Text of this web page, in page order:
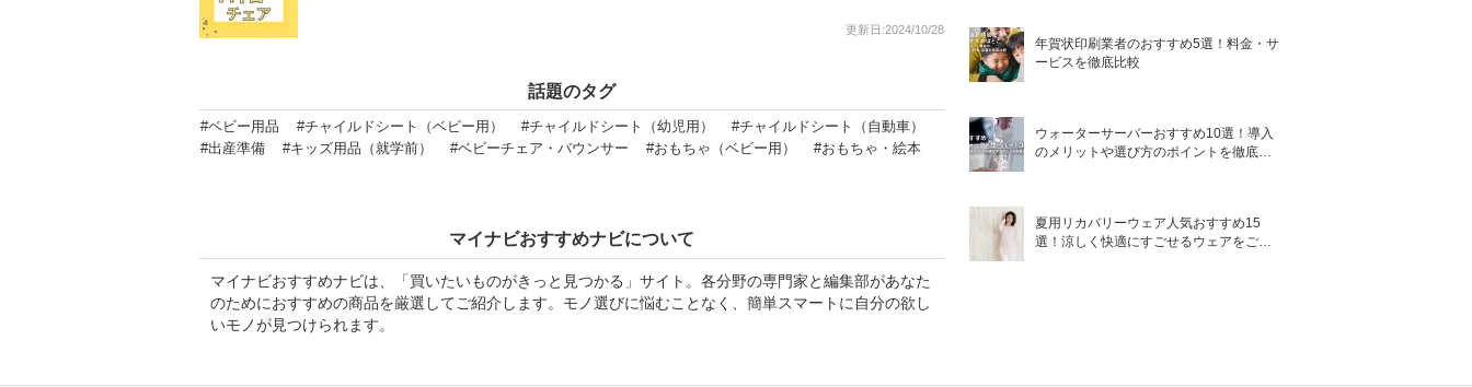
更新日:2024/10/28
話題のタグ
#ベビー用品 #チャイルドシート（ベビー用） #チャイルドシート（幼児用）
#チャイルドシート（自動車）
#出産準備
#キッズ用品（就学前） #ベビーチェア・バウンサー #おもちゃ（ベビー用） #おもちゃ・絵本
マイナビおすすめナビについて
マイナビおすすめナビは、「買いたいものがきっと見つかる」サイト。各分野の専門家と編集部があなた
のためにおすすめの商品を厳選してご紹介します。モノ選びに悩むことなく、簡単スマートに自分の欲し
いモノが見つけられます。
年賀状印刷業者のおすすめ5選！料金・サ
ービスを徹底比較
ウォーターサーバーおすすめ10選！導入
のメリットや選び方のポイントを徹底解
夏用リカバリーウェア人気おすすめ15
選！涼しく快適にすごせるウェアをご紹